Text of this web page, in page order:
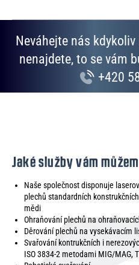
Neváhejte nás
nenajdete, to se vám
+420
Jaké služby vám
Naše společnost disponuje
plechů standardních
mědi
Ohraňování plechů na
Děrování plechů na vysekávacím
Svařování kontrukčních i
ISO 3834-2 metodami MIG/MAG,